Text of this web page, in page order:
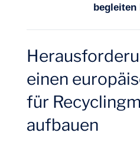
einen
für
aufbauen